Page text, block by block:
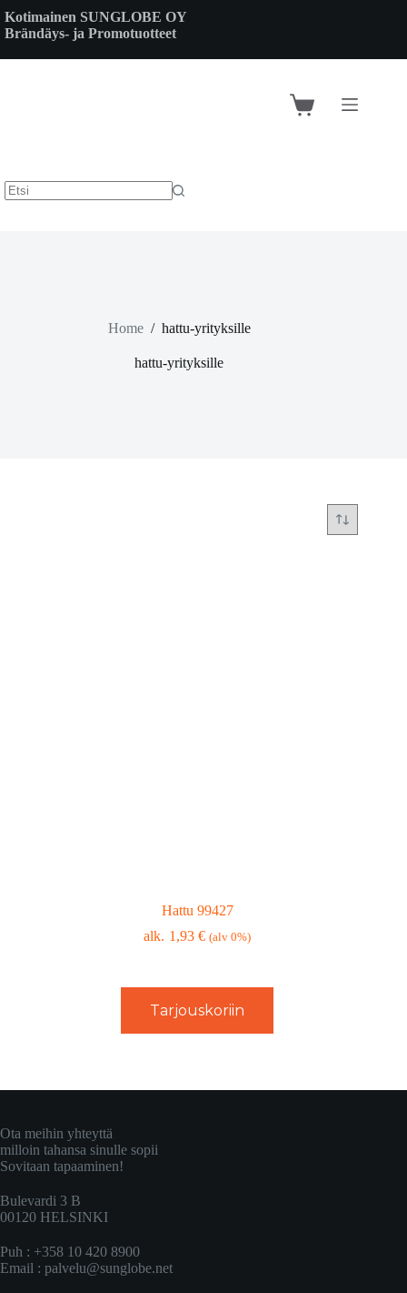
to
content
Kotimainen SUNGLOBE OY
Brändäys- ja Promotuotteet
Shopping
Home / hattu-yrityksille
hattu-yrityksille
Hattu 99427
1,93€ (alv 0%)
Tarjouskoriin
Ota meihin yhteyttä
milloin tahansa sinulle sopii
Sovitaan tapaaminen!
Bulevardi 3 B
00120 HELSINKI
Puh : +358 10 420 8900
Email : palvelu@sunglobe.net